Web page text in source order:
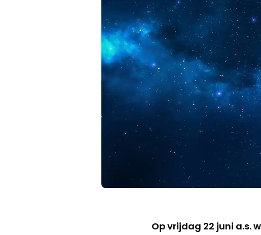
Op vrijdag 22 juni a.s.